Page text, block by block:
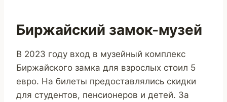
Биржайский замок-музей
В 2023 году вход в музейный комплекс
Биржайского замка для взрослых стоил 5
евро. На билеты предоставлялись скидки
для студентов, пенсионеров и детей. За